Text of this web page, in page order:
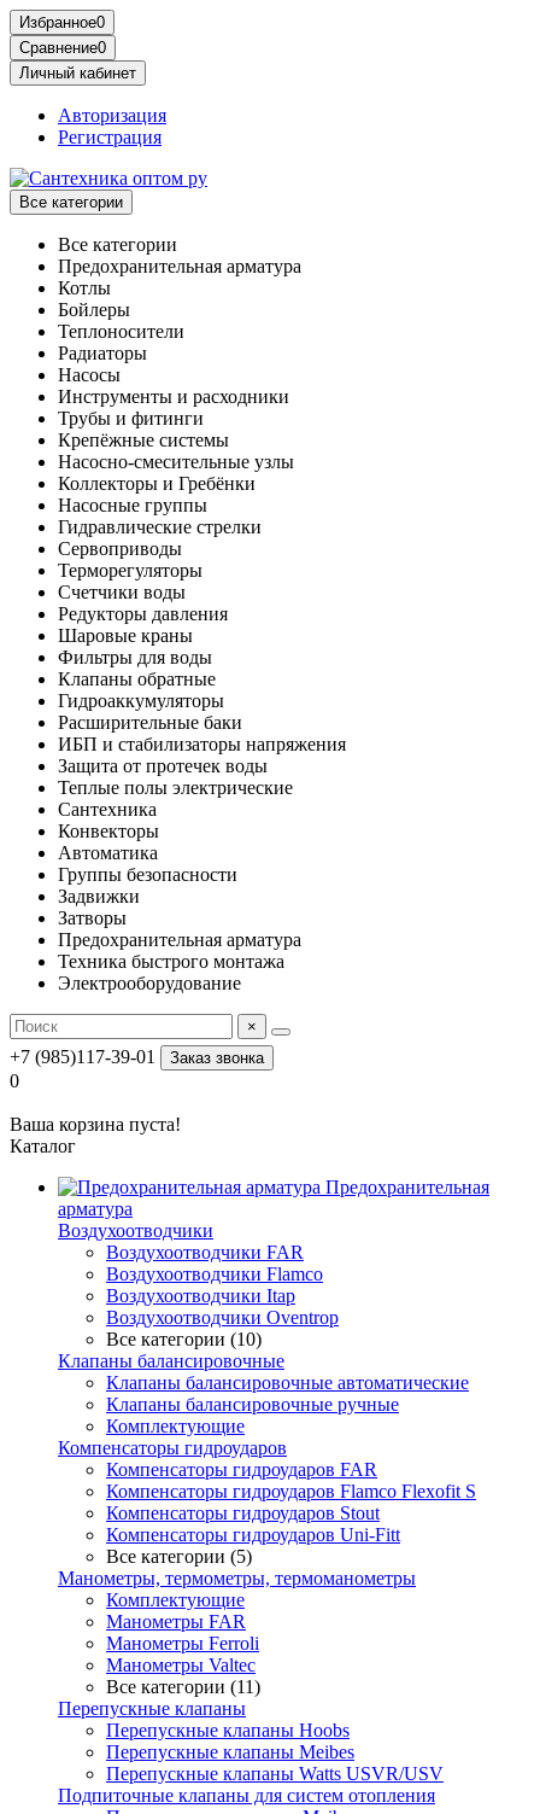
Избранное0
Сравнение0
Личный кабинет
Авторизация
Регистрация
Все категории
Все категории
Предохранительная арматура
Котлы
Бойлеры
Теплоносители
Радиаторы
Насосы
Инструменты и расходники
Трубы и фитинги
Крепёжные системы
Насосно-смесительные узлы
Коллекторы и Гребёнки
Насосные группы
Гидравлические стрелки
Сервоприводы
Терморегуляторы
Счетчики воды
Редукторы давления
Шаровые краны
Фильтры для воды
Клапаны обратные
Гидроаккумуляторы
Расширительные баки
ИБП и стабилизаторы напряжения
Защита от протечек воды
Теплые полы электрические
Сантехника
Конвекторы
Автоматика
Группы безопасности
Задвижки
Затворы
Предохранительная арматура
Техника быстрого монтажа
Электрооборудование
×
+7 (985)117-39-01 Заказ звонка
0
Ваша корзина пуста!
Каталог
Предохранительная
арматура
Воздухоотводчики
Воздухоотводчики FAR
Воздухоотводчики Flamco
Воздухоотводчики Itap
Воздухоотводчики Oventrop
Все категории (10)
Клапаны балансировочные
Клапаны балансировочные автоматические
Клапаны балансировочные ручные
Комплектующие
Компенсаторы гидроударов
Компенсаторы гидроударов FAR
Компенсаторы гидроударов Flamco Flexofit S
Компенсаторы гидроударов Stout
Компенсаторы гидроударов Uni-Fitt
Все категории (5)
Манометры, термометры, термоманометры
Комплектующие
Манометры FAR
Манометры Ferroli
Манометры Valtec
Все категории (11)
Перепускные клапаны
Перепускные клапаны Hoobs
Перепускные клапаны Meibes
Перепускные клапаны Watts USVR/USV
Подпиточные клапаны для систем отопления